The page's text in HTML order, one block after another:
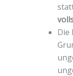
Die